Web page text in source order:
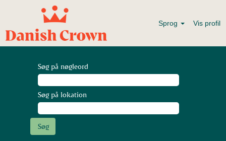
Sprog Vis profil
Søg på nøgleord
Søg på lokation